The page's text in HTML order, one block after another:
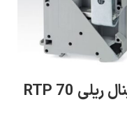
ترمینال ریلی RTP 70